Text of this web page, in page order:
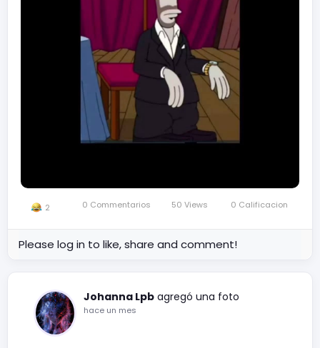
2 0 Commentarios 50 Views 0 Calificacion
Please log in to like, share and comment!
Johanna Lpb agregó una foto
hace un mes